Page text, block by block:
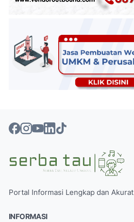
Portal Informasi Lengkap dan Akurat
INFORMASI